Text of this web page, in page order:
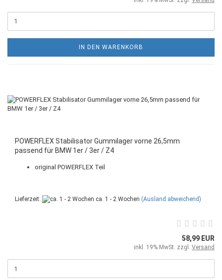
IN DEN WARENKORB
POWERFLEX Stabilisator Gummilager vorne 26,5mm
passend für BMW 1er / 3er / Z4
original POWERFLEX Teil
Lieferzeit: ca. 1 - 2 Wochen (Ausland abweichend)
58,99 EUR
inkl. 19% MwSt. zzgl. Versand